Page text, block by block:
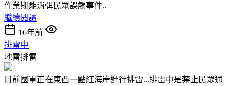
作業期能消弭民眾誤觸事件..
繼續閱讀
16年前
排雷中
地雷排雷
目前國軍正在東西一點紅海岸進行排雷...排雷中是禁止民眾通